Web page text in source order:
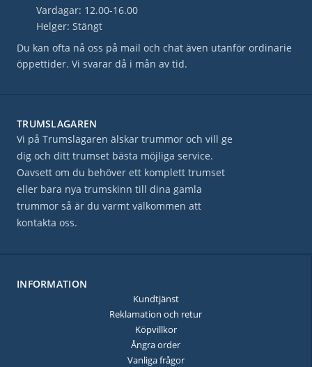
Vardagar: 12.00-16.00
Helger: Stängt
Du kan ofta nå oss på mail och chat även utanför ordinarie
öppettider. Vi svarar då i mån av tid.
TRUMSLAGAREN
Vi på Trumslagaren älskar trummor och vill ge
dig och ditt trumset bästa möjliga service.
Oavsett om du behöver ett komplett trumset
eller bara nya trumskinn till dina gamla
trummor så är du varmt välkommen att
kontakta oss.
INFORMATION
Kundtjänst
Reklamation och retur
Köpvillkor
Ångra order
Vanliga frågor